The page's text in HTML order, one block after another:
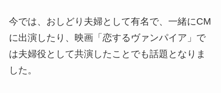
今では、おしどり夫婦として有名で、一緒にCM
に出演したり、映画「恋するヴァンパイア」で
は夫婦役として共演したことでも話題となりま
した。